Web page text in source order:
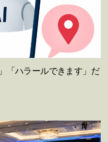
「ハラールできます」だ